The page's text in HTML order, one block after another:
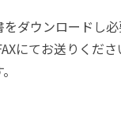
ダウンロードし
にてお送りくだ